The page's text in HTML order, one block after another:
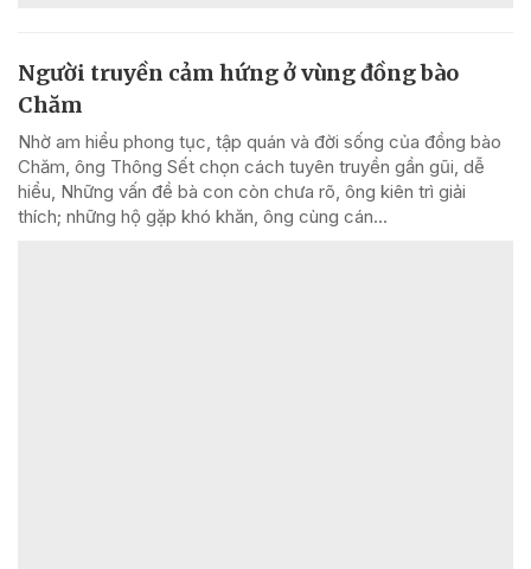
Người truyền cảm hứng ở vùng đồng bào
Chăm
Nhờ am hiểu phong tục, tập quán và đời sống của đồng bào
Chăm, ông Thông Sết chọn cách tuyên truyền gần gũi, dễ
hiểu, Những vấn đề bà con còn chưa rõ, ông kiên trì giải
thích; những hộ gặp khó khăn, ông cùng cán...